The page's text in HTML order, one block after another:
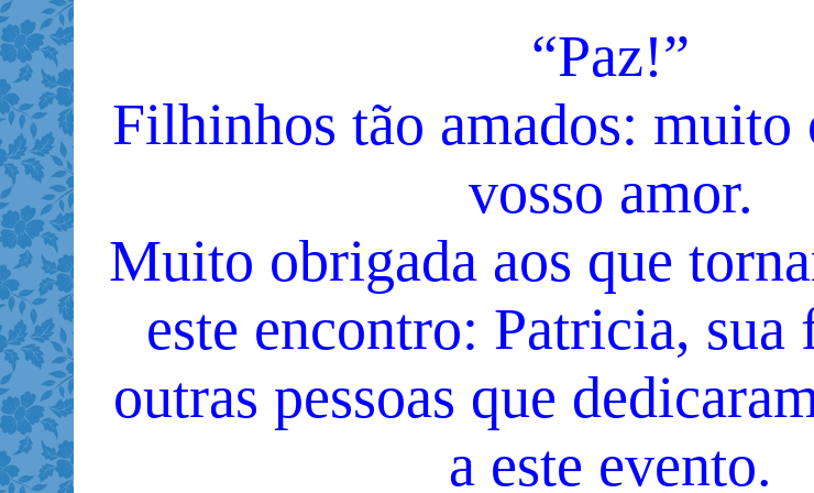
“Paz!”
Filhinhos tão amados: muito
vosso amor.
Muito obrigada aos que
este encontro: Patricia, sua
outras pessoas que
a este evento.